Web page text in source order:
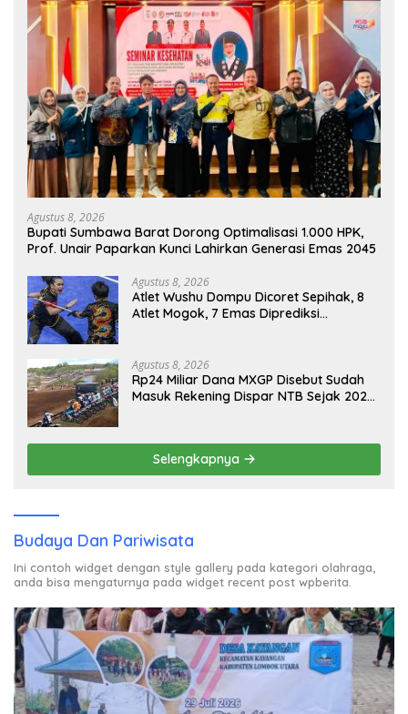
Agustus 8, 2026
Bupati Sumbawa Barat Dorong Optimalisasi 1.000 HPK,
Prof. Unair Paparkan Kunci Lahirkan Generasi Emas 2045
Agustus 8, 2026
Atlet Wushu Dompu Dicoret Sepihak, 8
Atlet Mogok, 7 Emas Diprediksi
Agustus 8, 2026
Rp24 Miliar Dana MXGP Disebut Sudah
Masuk Rekening Dispar NTB Sejak 2024,
Selengkapnya
Budaya Dan Pariwisata
Ini contoh widget dengan style gallery pada kategori olahraga,
anda bisa mengaturnya pada widget recent post wpberita.